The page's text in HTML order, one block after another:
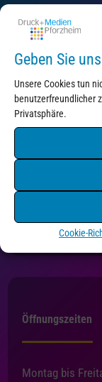
Geben Sie
Unsere Cookies tun
benutzerfreundlicher
Privatsphäre.
Cookie-
Kontakt
Tel. 07231/
Öffnungszeiten
Montag bis